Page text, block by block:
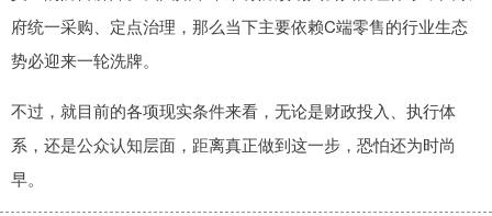
府统一采购、定点治理，那么当下主要依赖C端零售的行业生态
势必迎来一轮洗牌。
不过，就目前的各项现实条件来看，无论是财政投入、执行体
系，还是公众认知层面，距离真正做到这一步，恐怕还为时尚
早。